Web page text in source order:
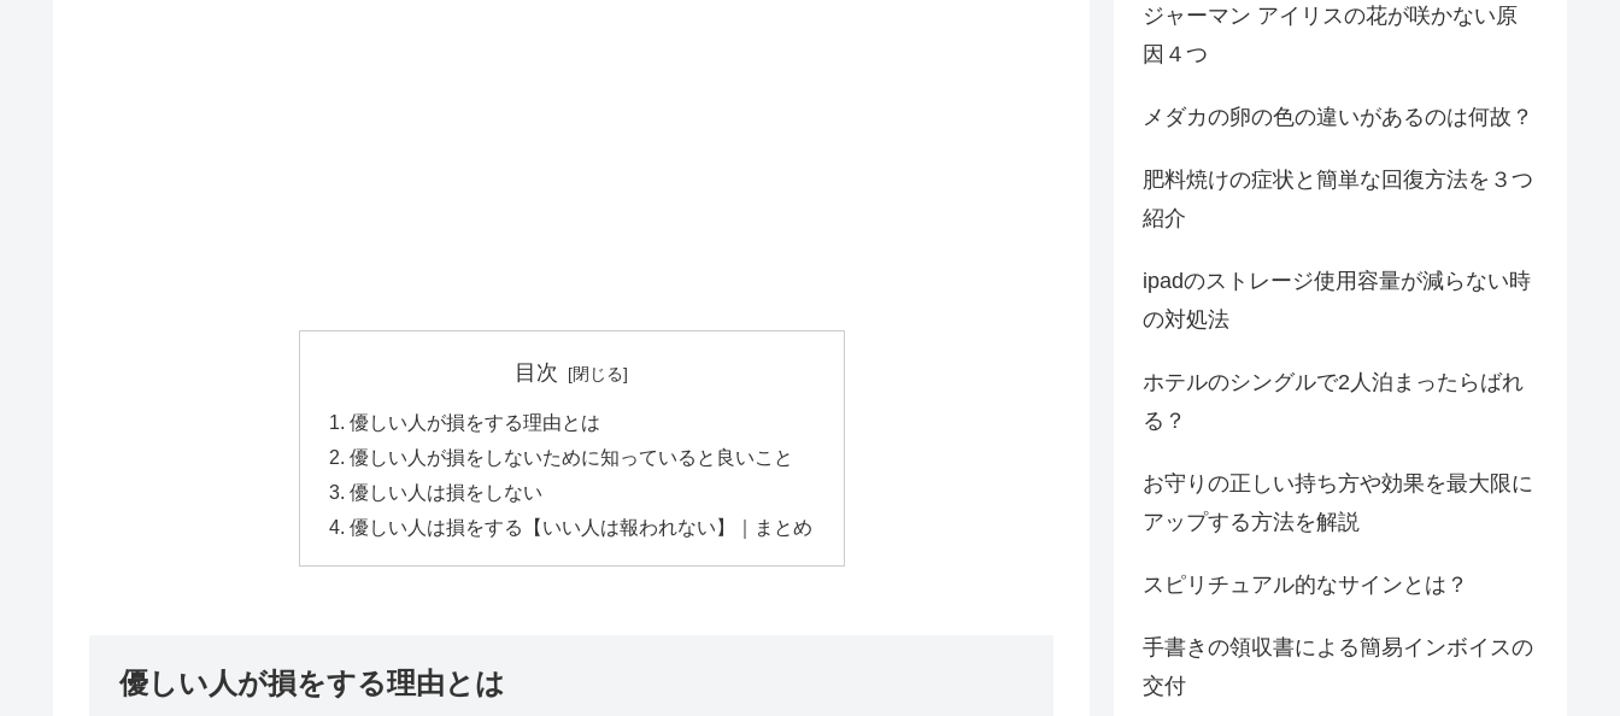
目次
優しい人が損をする理由とは
優しい人が損をしないために知っていると良いこと
優しい人は損をしない
優しい人は損をする【いい人は報われない】｜まとめ
優しい人が損をする理由とは
ジャーマン アイリスの花が咲かない原
因４つ
メダカの卵の色の違いがあるのは何故？
肥料焼けの症状と簡単な回復方法を３つ
紹介
ipadのストレージ使用容量が減らない時
の対処法
ホテルのシングルで2人泊まったらばれ
る？
お守りの正しい持ち方や効果を最大限に
アップする方法を解説
スピリチュアル的なサインとは？
手書きの領収書による簡易インボイスの
交付